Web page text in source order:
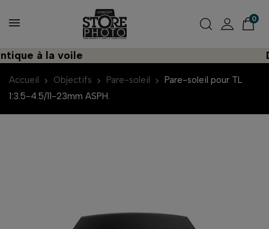
0
à la voile
Accueil Objectifs Pare-soleil
Pare-soleil pour TL
1:3.5-4.5/11-23mm ASPH.